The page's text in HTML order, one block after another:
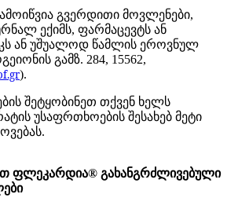
გვერდითი მოვლენები,
ექიმს, ფარმაცევტს ან
ან უშუალოდ წამლის ეროვნულ
გამზ. 284, 15562,
).
შეტყობინეთ თქვენ ხელს
უსაფრთხოების შესახებ მეტი
ფლეკარდია® გახანგრძლივებული